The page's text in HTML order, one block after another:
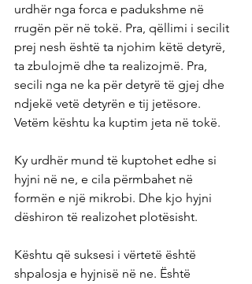
urdhër nga forca e padukshme në
rrugën për në tokë. Pra, qëllimi i secilit
prej nesh është ta njohim këtë detyrë,
ta zbulojmë dhe ta realizojmë. Pra,
secili nga ne ka për detyrë të gjej dhe
ndjekë vetë detyrën e tij jetësore.
Vetëm kështu ka kuptim jeta në tokë.
Ky urdhër mund të kuptohet edhe si
hyjni në ne, e cila përmbahet në
formën e një mikrobi. Dhe kjo hyjni
dëshiron të realizohet plotësisht.
Kështu që suksesi i vërtetë është
shpalosja e hyjnisë në ne. Është